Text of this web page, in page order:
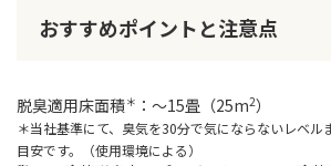
おすすめポイントと注意点
脱臭適用床面積＊ ：〜15畳（25m2）
＊当社基準にて、臭気を30分で気にならないレベル
目安です。（使用環境による）